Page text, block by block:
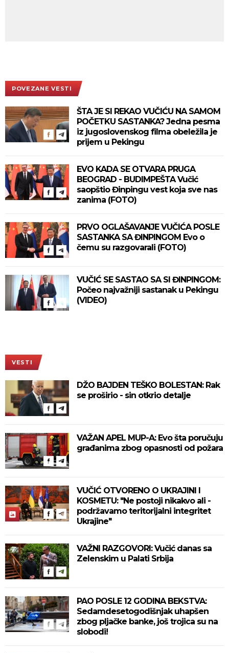
POVEZANE VESTI
ŠTA JE SI REKAO VUČIĆU NA SAMOM
POČETKU SASTANKA? Jedna pesma
iz jugoslovenskog filma obeležila je
prijem u Pekingu
EVO KADA SE OTVARA PRUGA
BEOGRAD - BUDIMPEŠTA Vučić
saopštio Đinpingu vest koja sve nas
zanima (FOTO)
PRVO OGLAŠAVANJE VUČIĆA POSLE
SASTANKA SA ĐINPINGOM Evo o
čemu su razgovarali (FOTO)
VUČIĆ SE SASTAO SA SI ĐINPINGOM:
Počeo najvažniji sastanak u Pekingu
(VIDEO)
VESTI
DŽO BAJDEN TEŠKO BOLESTAN: Rak
se proširio - sin otkrio detalje
VAŽAN APEL MUP-A: Evo šta poručuju
građanima zbog opasnosti od požara
VUČIĆ OTVORENO O UKRAJINI I
KOSMETU: "Ne postoji nikakvo ali -
podržavamo teritorijalni integritet
Ukrajine"
VAŽNI RAZGOVORI: Vučić danas sa
Zelenskim u Palati Srbija
PAO POSLE 12 GODINA BEKSTVA:
Sedamdesetogodišnjak uhapšen
zbog pljačke banke, još trojica su na
slobodi!